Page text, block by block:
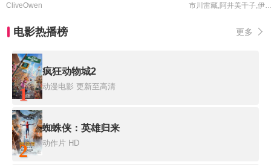
CliveOwen 市川雷藏,阿井美千子,伊达三郎,藤川准,藤村志保,福井隆次,浜村淳,春川真澄,稻叶义男,木村元,小林胜彦,久保菜穗子,中谷
电影热播榜 更多
1
疯狂动物城2
动漫电影 更新至高清
2
蜘蛛侠：英雄归来
动作片 HD